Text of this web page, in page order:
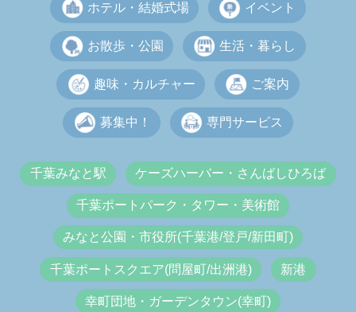
ホテル・結婚式場 イベント
お散歩・公園 生活・暮らし
趣味・カルチャー ご案内
募集中！ 専門サービス
千葉みなと駅 ケーズハーバー・さんばしひろば
千葉ポートパーク・タワー・美術館
みなと公園・市役所(千葉港/登戸/新田町)
千葉ポートスクエア(問屋町/出洲港) 新港
幸町団地・ガーデンタウン(幸町)